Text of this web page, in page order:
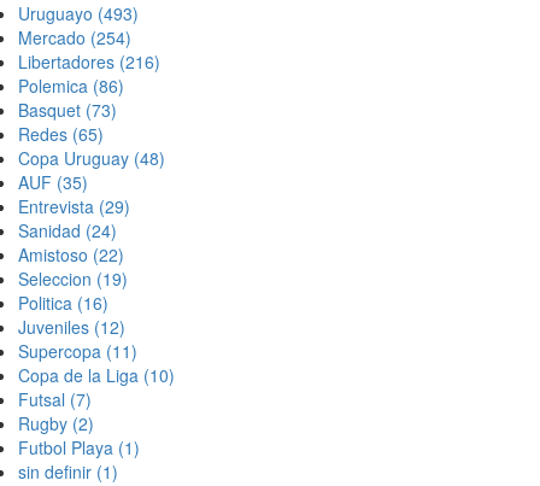
Uruguayo (493)
Mercado (254)
Libertadores (216)
Polemica (86)
Basquet (73)
Redes (65)
Copa Uruguay (48)
AUF (35)
Entrevista (29)
Sanidad (24)
Amistoso (22)
Seleccion (19)
Politica (16)
Juveniles (12)
Supercopa (11)
Copa de la Liga (10)
Futsal (7)
Rugby (2)
Futbol Playa (1)
sin definir (1)